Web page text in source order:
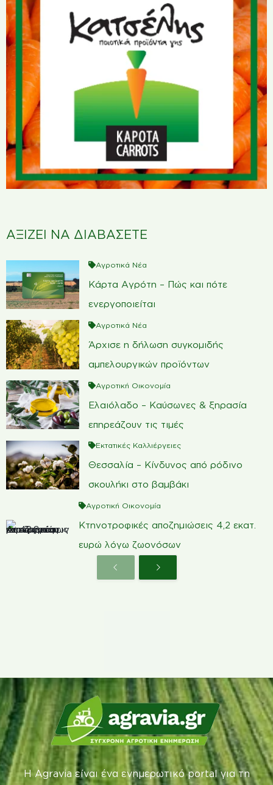
ΑΞΙΖΕΙ ΝΑ ΔΙΑΒΑΣΕΤΕ
Αγροτικά Νέα
Κάρτα Αγρότη – Πώς και πότε
ενεργοποιείται
Αγροτικά Νέα
Άρχισε η δήλωση συγκομιδής
αμπελουργικών προϊόντων
Αγροτική Οικονομία
Ελαιόλαδο – Καύσωνες & ξηρασία
επηρεάζουν τις τιμές
Εκτατικές Καλλιέργειες
Θεσσαλία – Κίνδυνος από ρόδινο
σκουλήκι στο βαμβάκι
Αγροτική Οικονομία
Κτηνοτροφικές αποζημιώσεις 4,2 εκατ.
ευρώ λόγω ζωονόσων
Η Agravia είναι ένα ενημερωτικό portal για τη